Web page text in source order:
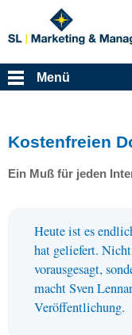
Menü
Kostenfreien
Ein Muß für jeden
Heute ist es
hat geliefert.
vorausgesagt,
macht Sven
Veröffentlichung.